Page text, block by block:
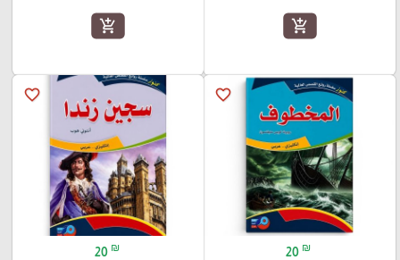
add_shopping_cart
add_shopping_cart
favorite_border
20 ₪
favorite_border
20 ₪